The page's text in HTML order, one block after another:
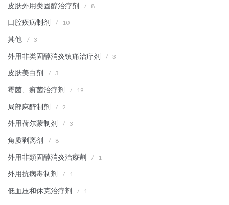
皮肤外用类固醇治疗剂 / 8
口腔疾病制剂 / 10
其他 / 3
外用非类固醇消炎镇痛治疗剂 / 3
皮肤美白剂 / 3
霉菌、癣菌治疗剂 / 19
局部麻醉制剂 / 2
外用荷尔蒙制剂 / 3
角质剥离剂 / 8
外用非類固醇消炎治療劑 / 1
外用抗病毒制剂 / 1
低血压和休克治疗剂 / 1